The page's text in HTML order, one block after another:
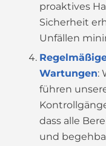
proaktives
Sicherheit
Unfällen
Wartungen:
führen
dass alle
und